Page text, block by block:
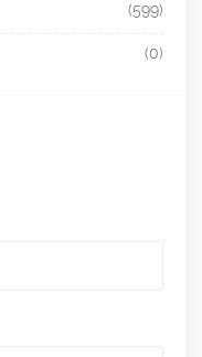
(599)
(0)